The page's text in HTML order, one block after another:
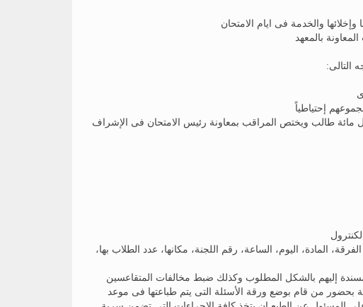
والخدمة فى ايام الامتحان
بالمعهد
التالى:
طالب ويختص المراقب بمعاونة رئيس الامتحان فى الإشراف
المادة، اليوم، الساعة، رقم اللجنة، مكانها، عدد الطلاب بها،
بحضور من قام بوضع ورقة الأسئلة التى يتم طباعتها فى موعد